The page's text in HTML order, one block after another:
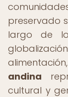
preservado
largo de
andina
cultural y